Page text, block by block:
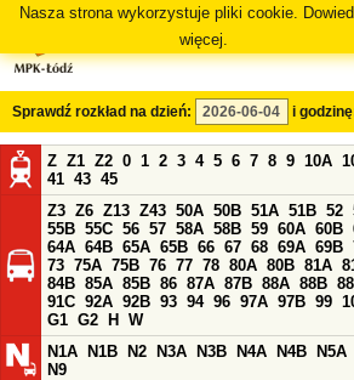
Nasza strona wykorzystuje pliki cookie.
więcej.
Sprawdź rozkład na dzień: i
Z Z1 Z2 0 1 2 3 4 5 6 7 8 9 10A
41 43 45
Z3 Z6 Z13 Z43 50A 50B 51A 51B 52
55B 55C 56 57 58A 58B 59 60A 60B
64A 64B 65A 65B 66 67 68 69A 69B
73 75A 75B 76 77 78 80A 80B 81A
84B 85A 85B 86 87A 87B 88A 88B
91C 92A 92B 93 94 96 97A 97B 99
G1 G2 H
W
N1A
N1B N2 N3A N3B N4A N4B N5A
N9